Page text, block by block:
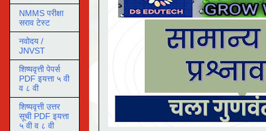
NMMS परीक्षा
सराव टेस्ट
नवोदय /
JNVST
शिष्यवृत्ती पेपर्स
PDF इयत्ता ५ वी
व ८ वी
शिष्यवृत्ती उत्तर
सूची PDF इयत्ता
५ वी व ८ वी